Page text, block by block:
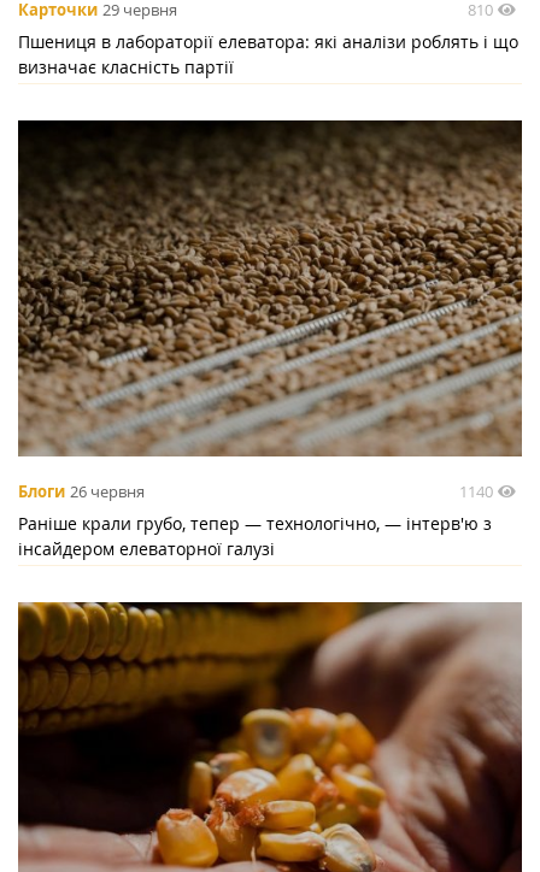
Карточки 29 червня 810
Пшениця в лабораторії елеватора: які аналізи роблять і що
визначає класність партії
Блоги 26 червня 1140
Раніше крали грубо, тепер — технологічно, — інтерв'ю з
інсайдером елеваторної галузі